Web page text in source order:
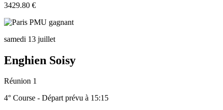
3429.80 €
samedi 13 juillet
Enghien Soisy
Réunion 1
4° Course - Départ prévu à 15:15